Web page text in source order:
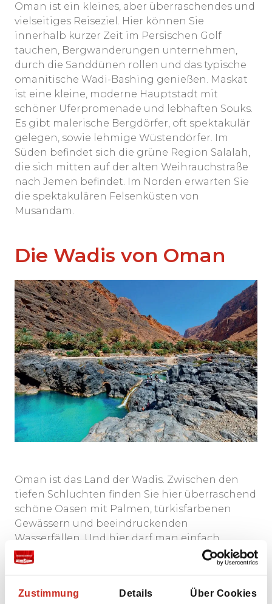
Zustimmung Details Über Cookies
Oman ist ein kleines, aber überraschendes und
vielseitiges Reiseziel. Hier können Sie
innerhalb kurzer Zeit im Persischen Golf
tauchen, Bergwanderungen unternehmen,
durch die Sanddünen rollen und das typische
omanitische Wadi-Bashing genießen. Maskat
ist eine kleine, moderne Hauptstadt mit
schöner Uferpromenade und lebhaften Souks.
Es gibt malerische Bergdörfer, oft spektakulär
gelegen, sowie lehmige Wüstendörfer. Im
Süden befindet sich die grüne Region Salalah,
die sich mitten auf der alten Weihrauchstraße
nach Jemen befindet. Im Norden erwarten Sie
die spektakulären Felsenküsten von
Musandam.
Die Wadis von Oman
Oman ist das Land der Wadis. Zwischen den
tiefen Schluchten finden Sie hier überraschend
schöne Oasen mit Palmen, türkisfarbenen
Gewässern und beeindruckenden
Wasserfällen. Und hier darf man einfach
schwimmen!
In den heißen Sommermonaten bieten die
und um Erfrischung im kristallklaren Wasser zu